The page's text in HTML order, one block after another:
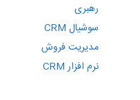
رهبری
سوشیال CRM
مدیریت فروش
نرم افزار CRM